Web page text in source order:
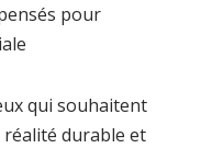
pour
qui souhaitent
durable et